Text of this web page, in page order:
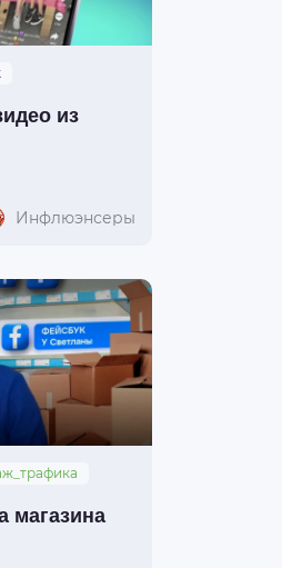
из
Инфлюэнсеры
магазина